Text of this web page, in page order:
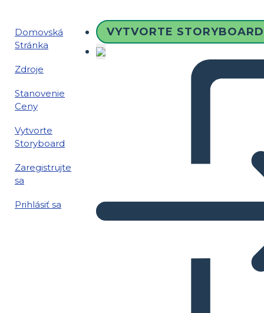
Domovská
Stránka
Zdroje
Stanovenie
Ceny
Vytvorte
Storyboard
Zaregistrujte
sa
Prihlásiť sa
VYTVORTE STORYBOARD